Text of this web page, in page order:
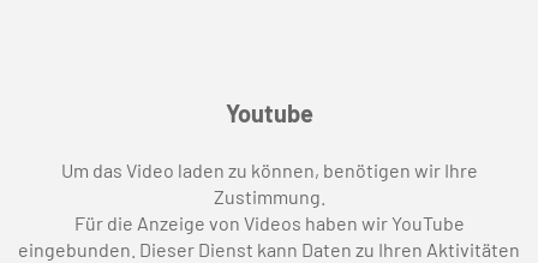
Youtube
Um das Video laden zu können, benötigen wir Ihre
Zustimmung.
Für die Anzeige von Videos haben wir YouTube
eingebunden. Dieser Dienst kann Daten zu Ihren Aktivitäten